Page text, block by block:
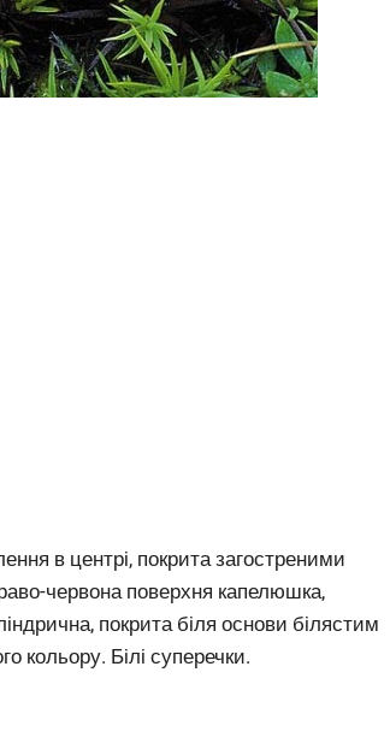
в центрі, покрита загостреними
червона поверхня капелюшка,
покрита біля основи білястим
кольору. Білі суперечки.